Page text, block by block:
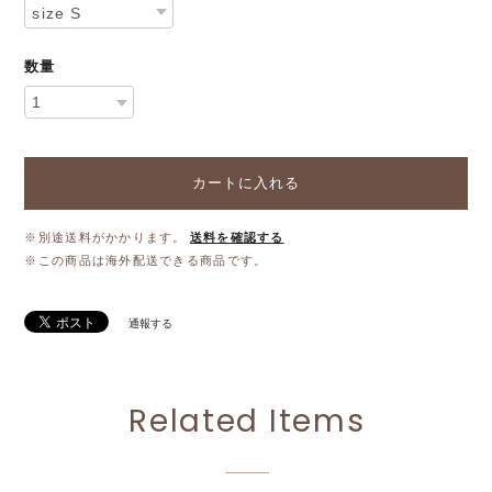
数量
カートに入れる
※別途送料がかかります。
送料を確認する
※この商品は海外配送できる商品です。
通報する
Related Items